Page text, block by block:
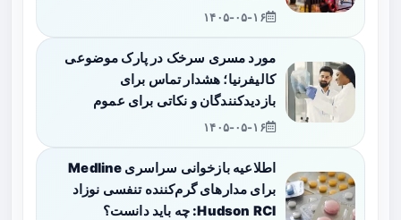
۱۴۰۵-۰۵-۱۶
مورد مسری سرخک در پارک موضوعی
کالیفرنیا؛ هشدار تماس برای
بازدیدکنندگان و نکاتی برای عموم
۱۴۰۵-۰۵-۱۶
اطلاعیه بازخوانی سراسری Medline
برای مدارهای گرم‌کننده تنفسی نوزاد
Hudson RCI: چه باید دانست؟